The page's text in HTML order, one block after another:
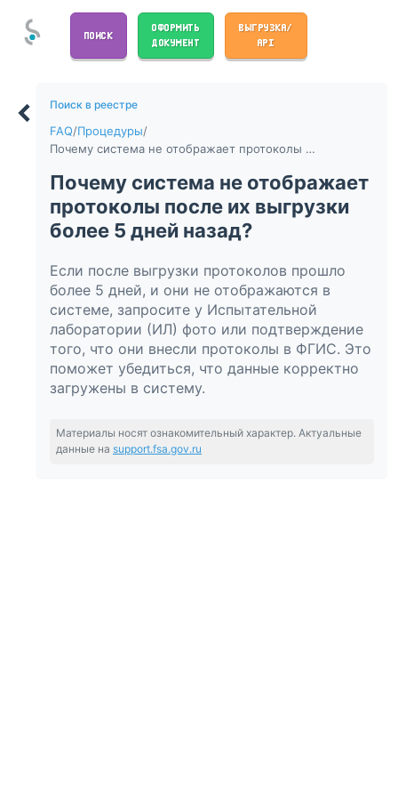
ПОИСК
ОФОРМИТЬ
ДОКУМЕНТ
ВЫГРУЗКА/
API
Поиск в реестре
FAQ/Процедуры/
Почему система не отображает протоколы после их выгрузки более 5 дней назад?
Почему система не отображает
протоколы после их выгрузки
более 5 дней назад?
Если после выгрузки протоколов прошло
более 5 дней, и они не отображаются в
системе, запросите у Испытательной
лаборатории (ИЛ) фото или подтверждение
того, что они внесли протоколы в ФГИС. Это
поможет убедиться, что данные корректно
загружены в систему.
Материалы носят ознакомительный характер. Актуальные
данные на support.fsa.gov.ru